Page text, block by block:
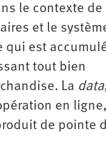
le contexte de
et le
est
tout bien
La data
en ligne,
de pointe